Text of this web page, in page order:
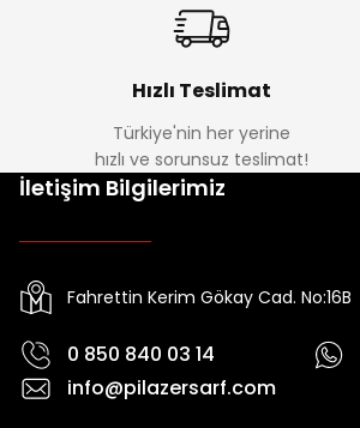
Hızlı Teslimat
Türkiye'nin her yerine
hızlı ve sorunsuz teslimat!
İletişim Bilgilerimiz
Fahrettin Kerim Gökay Cad. No:16B
0 850 840 03 14
info@pilazersarf.com